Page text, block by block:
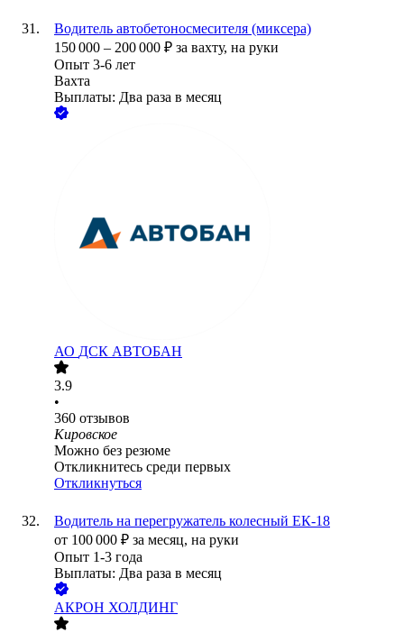
Водитель автобетоносмесителя (миксера)
150 000 – 200 000 ₽ за вахту, на руки
Опыт 3-6 лет
Вахта
Выплаты: Два раза в месяц
АО ДСК АВТОБАН
3.9
•
360 отзывов
Кировское
Можно без резюме
Откликнитесь среди первых
Откликнуться
Водитель на перегружатель колесный ЕК-18
от 100 000 ₽ за месяц, на руки
Опыт 1-3 года
Выплаты: Два раза в месяц
АКРОН ХОЛДИНГ